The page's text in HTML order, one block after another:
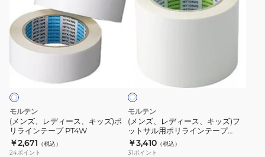
TP1035-
WC
レ
デ
ィ
ー
キ
ッ
ズ)
ポ
リ
モルテン
(メンズ、レディース、キッズ)ポ
リラインテープ PT4W
￥2,671 （税込）
24ポイント
ズ、
キ
ッ
ズ)
フ
ッ
イ
モルテン
(メンズ、レディース、キッズ)フ
ットサル用ポリラインテープ
PT801W
￥3,410 （税込）
31ポイント